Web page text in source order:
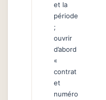
et la
période
;
ouvrir
d’abord
«
contrat
et
numéro